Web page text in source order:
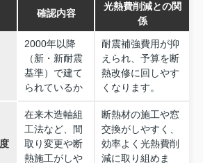
確認内容
光熱費削減との関
係
2000年以降
（新・新耐震
基準）で建て
られているか
耐震補強費用が抑
えられ、予算を断
熱改修に回しやす
くなります。
在来木造軸組
工法など、間
取り変更や断
熱施工がしや
断熱材の施工や窓
交換がしやすく、
効率よく光熱費削
減に取り組めま